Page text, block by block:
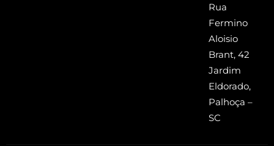
Rua
Fermino
Aloisio
Brant, 42
Jardim
Eldorado,
Palhoça –
SC